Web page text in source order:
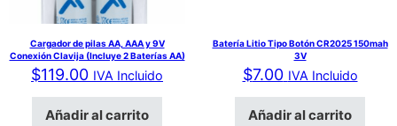
Cargador de pilas AA, AAA y 9V
Conexión Clavija (Incluye 2 Baterías AA)
$119.00 IVA Incluido
Añadir al carrito
Batería Litio Tipo Botón CR2025 150mah
3V
$7.00 IVA Incluido
Añadir al carrito